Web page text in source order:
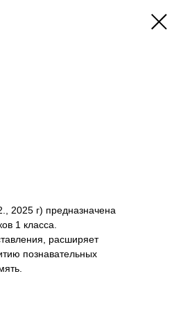
2025 г) предназначена
1 класса.
расширяет
познавательных